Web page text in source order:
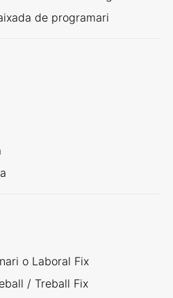
de programari
o Laboral Fix
/ Treball Fix